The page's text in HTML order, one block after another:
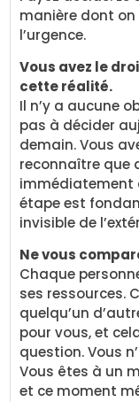
manière dont on
l’urgence.
Vous avez le
cette réalité.
Il n’y a aucune
pas à décider
demain. Vous
reconnaître que
immédiatement
étape est
invisible de
Ne vous
Chaque
ses ressources.
quelqu’un
pour vous, et
question. Vous
Vous êtes à un
et ce moment